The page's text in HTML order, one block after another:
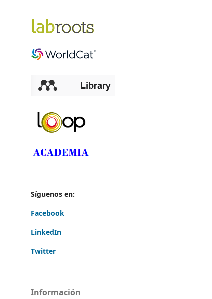
Síguenos en:
Facebook
LinkedIn
Twitter
Información